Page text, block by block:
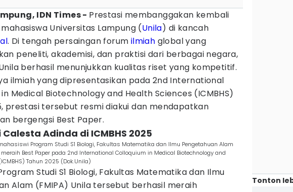
IDN Times - Prestasi membanggakan kembali
Universitas Lampung (Unila) di kancah
. Di tengah persaingan forum ilmiah global yang
peneliti, akademisi, dan praktisi dari berbagai negara,
berhasil menunjukkan kualitas riset yang kompetitif.
ilmiah yang dipresentasikan pada 2nd International
Medical Biotechnology and Health Sciences (ICMBHS)
prestasi tersebut resmi diakui dan mendapatkan
bergengsi Best Paper.
Calesta Adinda di ICMBHS 2025
Program Studi S1 Biologi, Fakultas Matematika dan Ilmu Pengetahuan Alam
meraih Best Paper pada 2nd International Colloquium in Medical Biotechnology and
Tahun 2025 (Dok.Unila)
Studi S1 Biologi, Fakultas Matematika dan Ilmu
Alam (FMIPA) Unila tersebut berhasil meraih
Tonton